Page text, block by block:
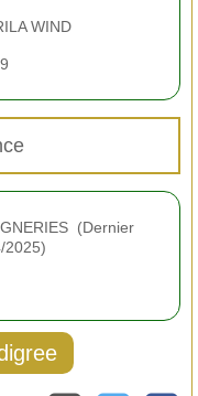
WIND
(Dernier
2025)